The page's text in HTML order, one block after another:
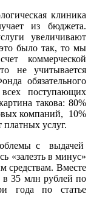
клиника
из бюджета.
увеличивают
было так, то мы
коммерческой
не учитывается
обязательного
поступающих
такова: 80%
компаний, 10%
платных услуг.
с выдачей
«залезть в минус»
средствам. Вместе
в 35 млн рублей по
года по статье